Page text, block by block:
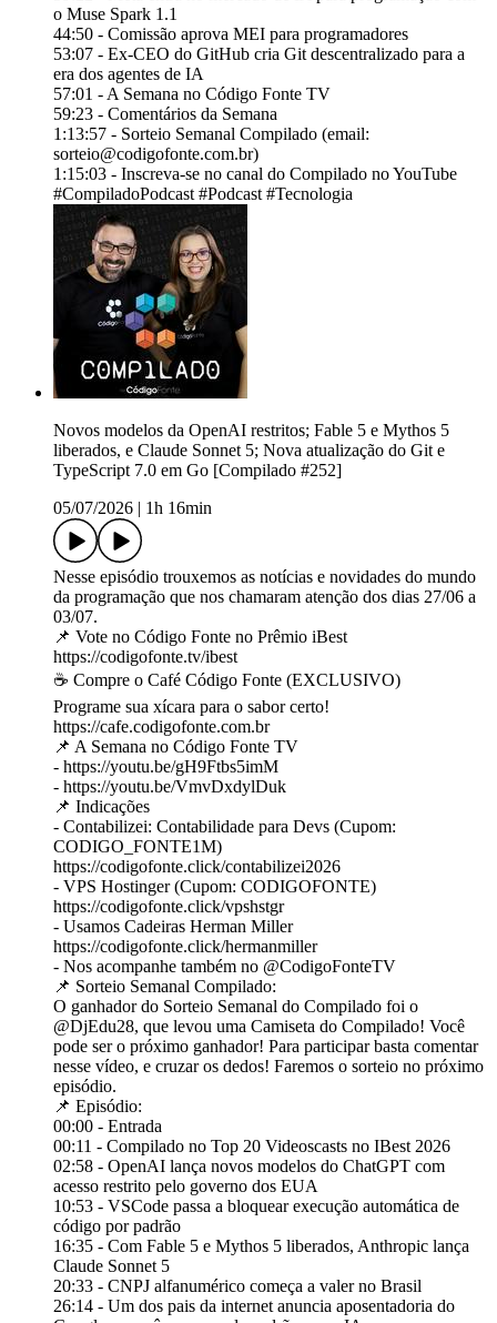
o Muse Spark 1.1
44:50 - Comissão aprova MEI para programadores
53:07 - Ex-CEO do GitHub cria Git descentralizado para a
era dos agentes de IA
57:01 - A Semana no Código Fonte TV
59:23 - Comentários da Semana
1:13:57 - Sorteio Semanal Compilado (email:
sorteio@codigofonte.com.br)
1:15:03 - Inscreva-se no canal do Compilado no YouTube
#CompiladoPodcast #Podcast #Tecnologia
Novos modelos da OpenAI restritos; Fable 5 e Mythos 5
liberados, e Claude Sonnet 5; Nova atualização do Git e
TypeScript 7.0 em Go [Compilado #252]
05/07/2026
1h 16min
Nesse episódio trouxemos as notícias e novidades do mundo
da programação que nos chamaram atenção dos dias 27/06 a
03/07.
📌 Vote no Código Fonte no Prêmio iBest
https://codigofonte.tv/ibest
☕ Compre o Café Código Fonte (EXCLUSIVO)
Programe sua xícara para o sabor certo!
https://cafe.codigofonte.com.br
📌 A Semana no Código Fonte TV
- https://youtu.be/gH9Ftbs5imM
- https://youtu.be/VmvDxdylDuk
📌 Indicações
- Contabilizei: Contabilidade para Devs (Cupom:
CODIGO_FONTE1M)
https://codigofonte.click/contabilizei2026
- VPS Hostinger (Cupom: CODIGOFONTE)
https://codigofonte.click/vpshstgr
- Usamos Cadeiras Herman Miller
https://codigofonte.click/hermanmiller
- Nos acompanhe também no @‌CodigoFonteTV
📌 Sorteio Semanal Compilado:
O ganhador do Sorteio Semanal do Compilado foi o
@‌DjEdu28, que levou uma Camiseta do Compilado! Você
pode ser o próximo ganhador! Para participar basta comentar
nesse vídeo, e cruzar os dedos! Faremos o sorteio no próximo
episódio.
📌 Episódio:
00:00 - Entrada
00:11 - Compilado no Top 20 Videoscasts no IBest 2026
02:58 - OpenAI lança novos modelos do ChatGPT com
acesso restrito pelo governo dos EUA
10:53 - VSCode passa a bloquear execução automática de
código por padrão
16:35 - Com Fable 5 e Mythos 5 liberados, Anthropic lança
Claude Sonnet 5
20:33 - CNPJ alfanumérico começa a valer no Brasil
26:14 - Um dos pais da internet anuncia aposentadoria do